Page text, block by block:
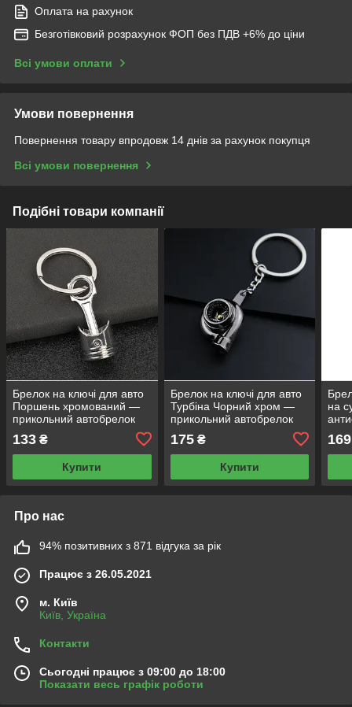
Оплата на рахунок
Безготівковий розрахунок ФОП без ПДВ +6% до ціни
Всі умови оплати
Умови повернення
Повернення товару впродовж 14 днів за рахунок покупця
Всі умови повернення
Подібні товари компанії
Брелок на ключі для авто
Поршень хромований —
прикольний автобрелок
для ключів, автотематика
133 ₴
Купити
Брелок на ключі для авто
Турбіна Чорний хром —
прикольний автобрелок
для ключів, автотематика
175₴
Купити
на
169
Про нас
94% позитивних з 871 відгука за рік
Працює з 26.05.2021
м. Київ
Київ, Україна
Контакти
Сьогодні працює з 09:00 до 18:00
Показати весь графік роботи